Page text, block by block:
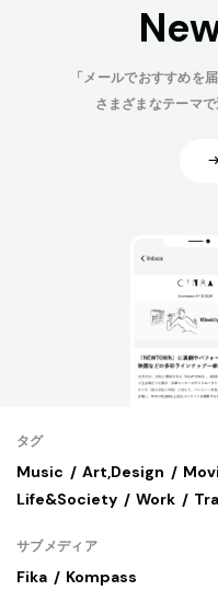
「メールでおすすめを
さまざまなテーマ
タグ
Music Art,Design
Life&Society
Work
サブメディア
Fika Kompass